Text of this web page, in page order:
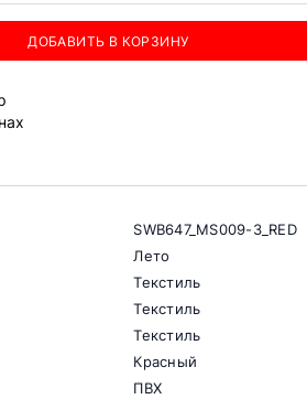
ДОБАВИТЬ В КОРЗИНУ
SWB647_MS009-3_RED
Лето
Текстиль
Текстиль
Текстиль
Красный
ПВХ